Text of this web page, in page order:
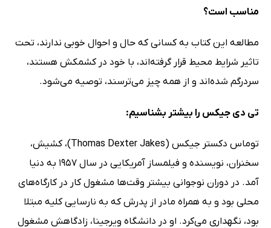
مناسب است؟
مطالعه این کتاب به کسانی که حال و احوال خوبی ندارند، تحت
تاثیر شرایط محیط قرار گرفته‌اند، با خود در کشمکش هستند،
سردرگم شده‌اند و از همه چیز می‌ترسند، توصیه می‌شود.
تی دی جیکس را بیشتر بشناسیم:
توماس دکستر جیکس (Thomas Dexter Jakes)، کشیش،
سخنران، نویسنده و فیلمساز آمریکایی در سال 1957 به دنیا
آمد. در دوران نوجوانی بیشتر وقت‌ها مشغول کار در کارگاه‌های
محلی بود و به همراه مادر از پدرش که به نارسایی کلیه مبتلا
بود، نگهداری می‌کرد. او در دانشگاه ویرجینا، زادگاهش مشغول